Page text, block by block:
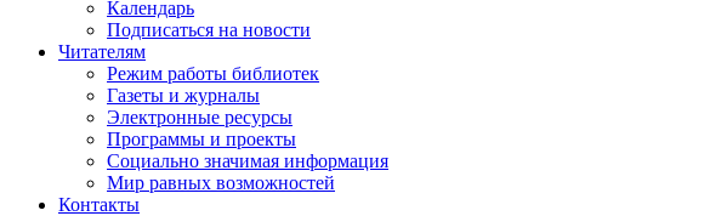
Календарь
Подписаться на новости
Читателям
Режим работы библиотек
Газеты и журналы
Электронные ресурсы
Программы и проекты
Социально значимая информация
Мир равных возможностей
Контакты